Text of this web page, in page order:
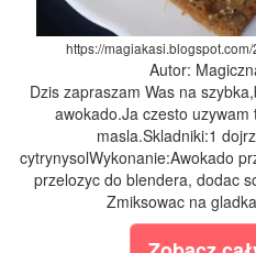
https://
Autor:
Dzis zapraszam Was na
awokado.Ja czesto
masla.Skladniki:1
cytrynysolWykonanie:Awokado
przelozyc do blendera, dodac
Zmiksowac na